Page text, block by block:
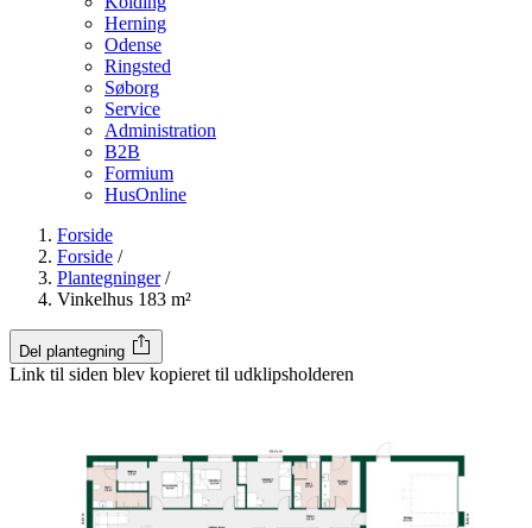
Herning
Odense
Ringsted
Søborg
Service
Administration
B2B
Formium
HusOnline
Forside
Forside /
Plantegninger /
Vinkelhus 183 m²
Del plantegning
Link til siden blev kopieret til udklipsholderen